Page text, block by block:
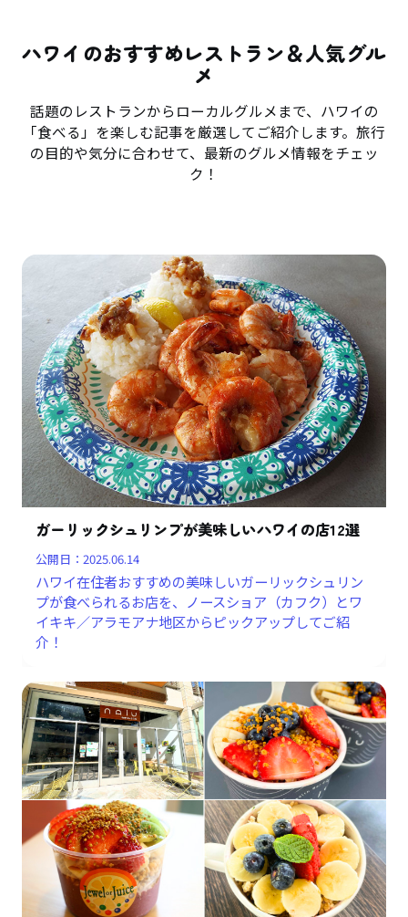
ハワイのおすすめレストラン＆人気グル
メ
話題のレストランからローカルグルメまで、ハワイの
「食べる」を楽しむ記事を厳選してご紹介します。旅行
の目的や気分に合わせて、最新のグルメ情報をチェッ
ク！
ガーリックシュリンプが美味しいハワイの店12選
公開日：2025.06.14
ハワイ在住者おすすめの美味しいガーリックシュリン
プが食べられるお店を、ノースショア（カフク）とワ
イキキ／アラモアナ地区からピックアップしてご紹
介！